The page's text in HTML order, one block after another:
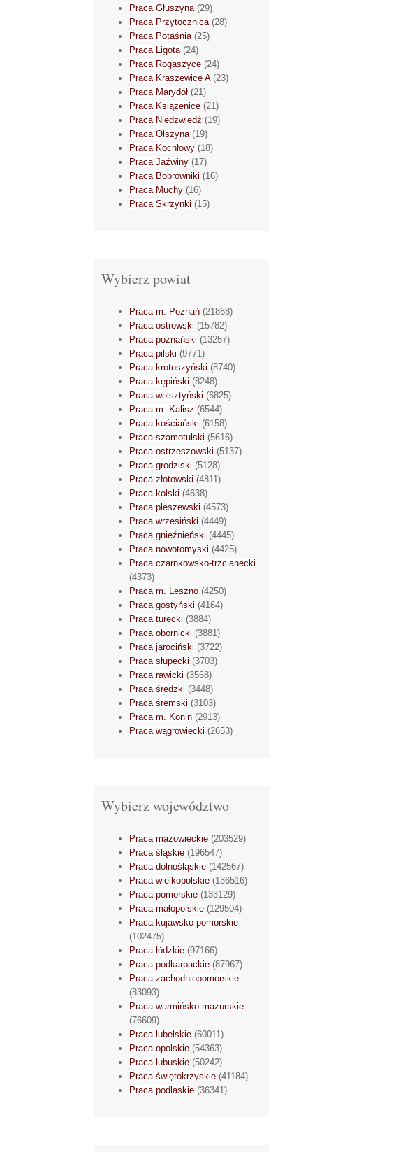
Praca Głuszyna(29)
Praca Przytocznica(28)
Praca Potaśnia(25)
Praca Ligota(24)
Praca Rogaszyce (24)
Praca Kraszewice A(23)
Praca Marydół (21)
Praca Książenice (21)
Praca Niedzwiedź (19)
Praca Olszyna(19)
Praca Kochłowy (18)
Praca Jaźwiny (17)
Praca Bobrowniki (16)
Praca Muchy (16)
Praca Skrzynki (15)
Wybierz powiat
Praca m. Poznań (21868)
Praca ostrowski (15782)
Praca poznański (13257)
Praca pilski (9771)
Praca krotoszyński (8740)
Praca kępiński (8248)
Praca wolsztyński (6825)
Praca m. Kalisz (6544)
Praca kościański (6158)
Praca szamotulski (5616)
Praca ostrzeszowski (5137)
Praca grodziski (5128)
Praca złotowski (4811)
Praca kolski (4638)
Praca pleszewski (4573)
Praca wrzesiński (4449)
Praca gnieźnieński (4445)
Praca nowotomyski (4425)
Praca czarnkowsko-trzcianecki
(4373)
Praca m. Leszno (4250)
Praca gostyński (4164)
Praca turecki (3884)
Praca obornicki (3881)
Praca jarociński (3722)
Praca słupecki (3703)
Praca rawicki (3568)
Praca średzki (3448)
Praca śremski (3103)
Praca m. Konin (2913)
Praca wągrowiecki (2653)
Wybierz województwo
Praca mazowieckie (203529)
Praca śląskie (196547)
Praca dolnośląskie (142567)
Praca wielkopolskie (136516)
Praca pomorskie (133129)
Praca małopolskie (129504)
Praca kujawsko-pomorskie
(102475)
Praca łódzkie (97166)
Praca podkarpackie (87967)
Praca zachodniopomorskie
(83093)
Praca warmińsko-mazurskie
(76609)
Praca lubelskie (60011)
Praca opolskie (54363)
Praca lubuskie (50242)
Praca świętokrzyskie (41184)
Praca podlaskie (36341)